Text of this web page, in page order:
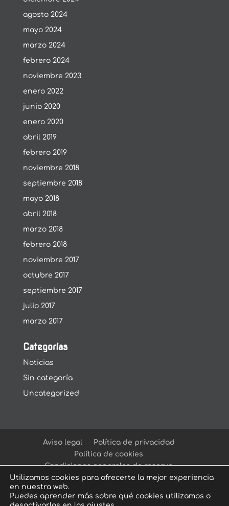
agosto 2024
mayo 2024
marzo 2024
febrero 2024
noviembre 2023
enero 2022
junio 2020
enero 2020
abril 2019
febrero 2019
noviembre 2018
septiembre 2018
mayo 2018
abril 2018
marzo 2018
febrero 2018
noviembre 2017
octubre 2017
septiembre 2017
julio 2017
marzo 2017
Categorías
Noticias
Sin categoría
Uncategorized
Aviso legal
Política de privacidad
Política de cookies
Condiciones generales de reserva
Utilizamos cookies para ofrecerte la mejor experiencia
en nuestra web.
Puedes aprender más sobre qué cookies utilizamos o